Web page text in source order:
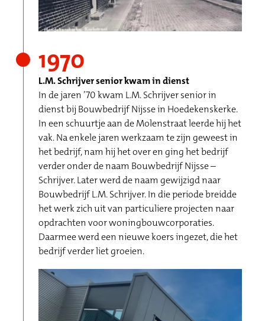
1970
L.M. Schrijver senior kwam in dienst
In de jaren ’70 kwam L.M. Schrijver senior in
dienst bij Bouwbedrijf Nijsse in Hoedekenskerke.
In een schuurtje aan de Molenstraat leerde hij het
vak. Na enkele jaren werkzaam te zijn geweest in
het bedrijf, nam hij het over en ging het bedrijf
verder onder de naam Bouwbedrijf Nijsse –
Schrijver. Later werd de naam gewijzigd naar
Bouwbedrijf L.M. Schrijver. In die periode breidde
het werk zich uit van particuliere projecten naar
opdrachten voor woningbouwcorporaties.
Daarmee werd een nieuwe koers ingezet, die het
bedrijf verder liet groeien.